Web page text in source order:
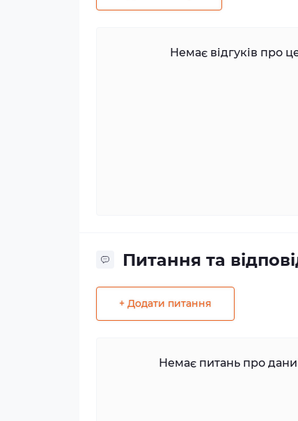
Немає відгуків про
Питання та
+ Додати питання
Немає питань про